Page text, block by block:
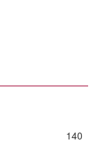
140